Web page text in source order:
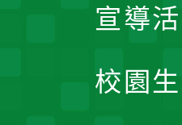
宣導
校園